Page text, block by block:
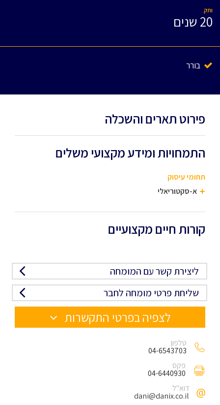
ותק
20 שנים
בורר
פירוט תארים והשכלה
התמחויות ומידע מקצועי משלים
תחומי עיסוק
א-סקטוריאלי
קורות חיים מקצועיים
ליצירת קשר עם המומחה
שליחת פרטי מומחה לחבר
לצפיה בפרטי התקשרות
טלפון
04-6543703
פקס
04-6440930
דוא"ל
dani@danix.co.il